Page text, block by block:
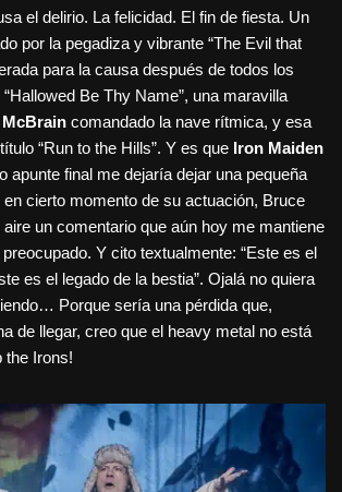
el delirio. La felicidad. El fin de fiesta. Un
por la pegadiza y vibrante “The Evil that
para la causa después de todos los
Be Thy Name”, una maravilla
comandado la nave rítmica, y esa
“Run to the Hills”. Y es que Iron Maiden
apunte final me dejaría dejar una pequeña
cierto momento de su actuación, Bruce
un comentario que aún hoy me mantiene
Y cito textualmente: “Este es el
es el legado de la bestia”. Ojalá no quiera
Porque sería una pérdida que,
de llegar, creo que el heavy metal no está
the Irons!